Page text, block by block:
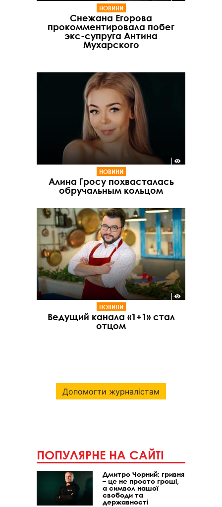
НОВИНИ
Снежана Егорова
прокомментировала побег
экс-супруга Антина
Мухарского
НОВИНИ
Алина Гросу похвасталась
обручальным кольцом
НОВИНИ
Ведущий канала «1+1» стал
отцом
Допомогти журналістам
ПОПУЛЯРНЕ НА САЙТІ
Дмитро Чорний: гривня
– це не просто гроші,
а символ нашої
свободи та
державності